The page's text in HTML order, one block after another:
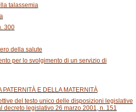
talassemia
300
della salute
per lo svolgimento di un servizio di
E DELLA MATERNITÀ
del testo unico delle disposizioni legislative
decreto legislativo 26 marzo 2001, n. 151